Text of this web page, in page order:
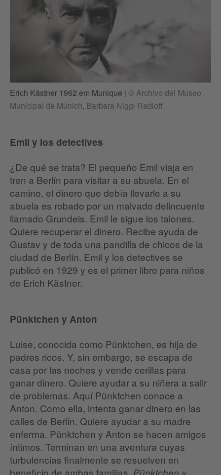
Erich Kästner 1962 em Munique | © Archivo del Museo
Municipal de Múnich, Barbara Niggl Radloff
Emil y los detectives
¿De qué se trata? El pequeño Emil viaja en
tren a Berlín para visitar a su abuela. En el
camino, el dinero que debía llevarle a su
abuela es robado por un malvado delincuente
llamado Grundeis. Emil le sigue los talones.
Quiere recuperar el dinero. Recibe ayuda de
Gustav y de toda una pandilla de chicos de la
ciudad de Berlín. Emil y los detectives se
publicó en 1929 y es el primer libro para niños
de Erich Kästner.
Pünktchen y Anton
Luise, conocida como Pünktchen, es hija de
padres ricos. Y, sin embargo, se escapa de
casa por las noches y vende cerillas para
ganar dinero. Quiere ayudar a su niñera a salir
de problemas. Aquí Pünktchen conoce a
Anton. Como ella, intenta ganar dinero en las
calles de Berlín. Quiere ayudar a su madre
enferma. Pünktchen y Anton se hacen amigos
íntimos. Terminan en una aventura cuyas
turbulencias finalmente se resuelven en
beneficio de ambas familias.